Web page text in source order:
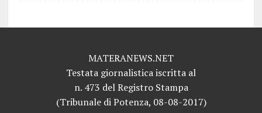
MATERANEWS.NET
Testata giornalistica iscritta al
n. 473 del Registro Stampa
(Tribunale di Potenza, 08-08-2017)